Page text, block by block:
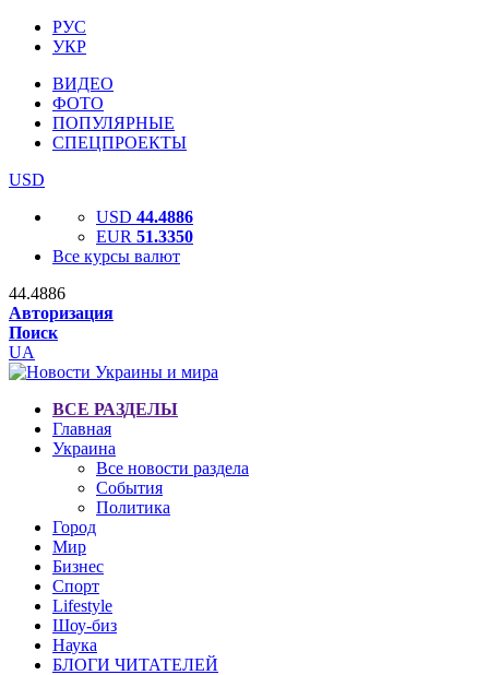
РУС
УКР
ВИДЕО
ФОТО
ПОПУЛЯРНЫЕ
СПЕЦПРОЕКТЫ
USD
USD 44.4886
EUR 51.3350
Все курсы валют
44.4886
Авторизация
Поиск
UA
ВСЕ РАЗДЕЛЫ
Главная
Украина
Все новости раздела
События
Политика
Город
Мир
Бизнес
Спорт
Lifestyle
Шоу-биз
Наука
БЛОГИ ЧИТАТЕЛЕЙ